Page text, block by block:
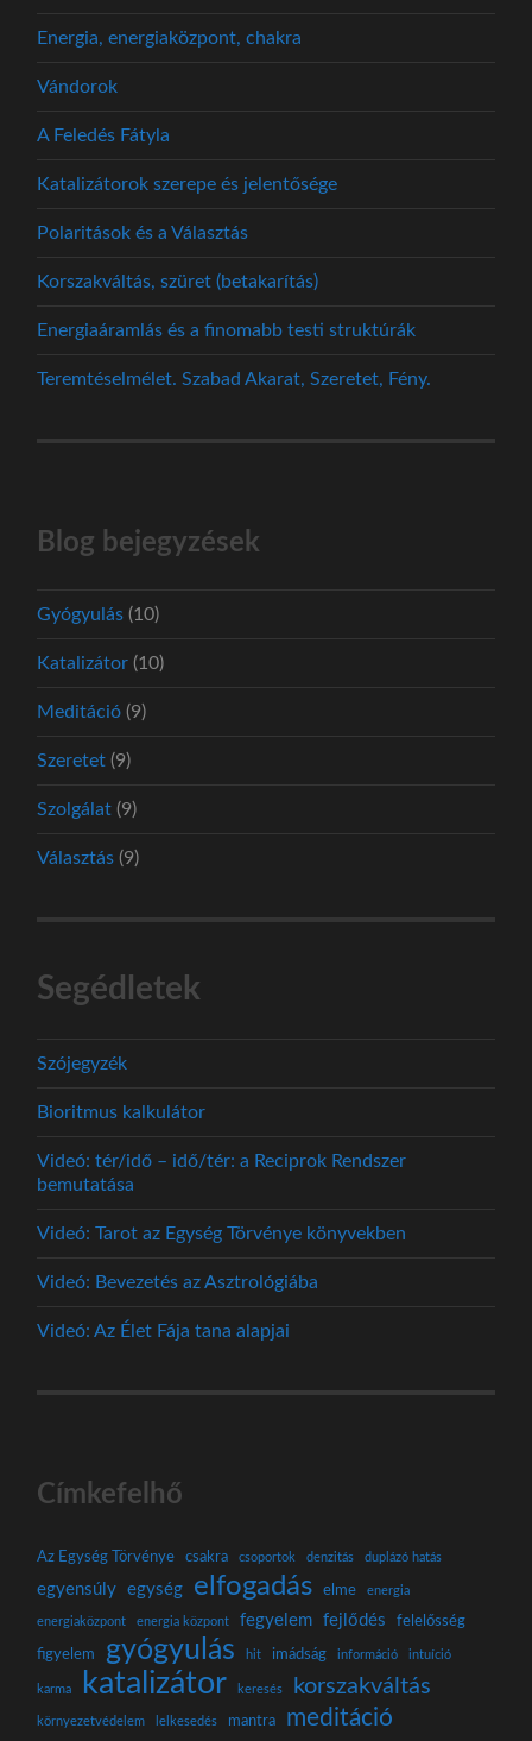
Energia, energiaközpont, chakra
Vándorok
A Feledés Fátyla
Katalizátorok szerepe és jelentősége
Polaritások és a Választás
Korszakváltás, szüret (betakarítás)
Energiaáramlás és a finomabb testi struktúrák
Teremtéselmélet. Szabad Akarat, Szeretet, Fény.
Blog bejegyzések
Gyógyulás (10)
Katalizátor (10)
Meditáció (9)
Szeretet (9)
Szolgálat (9)
Választás (9)
Segédletek
Szójegyzék
Bioritmus kalkulátor
Videó: tér/idő – idő/tér: a Reciprok Rendszer
bemutatása
Videó: Tarot az Egység Törvénye könyvekben
Videó: Bevezetés az Asztrológiába
Videó: Az Élet Fája tana alapjai
Címkefelhő
Az Egység Törvénye csakra csoportok denzitás duplázó hatás
egyensúly egység elfogadás elme energia
energiaközpont energia központ fegyelem fejlődés
felelősség
figyelem
gyógyulás hit imádság információ intuíció
karma katalizátor keresés korszakváltás
környezetvédelem lelkesedés mantra meditáció